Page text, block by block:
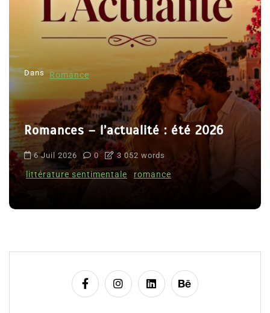
Dans Romance
Romances – l’actualité : été 2026
6 Juil 2026 0 3 052 words
littérature sentimentale romance